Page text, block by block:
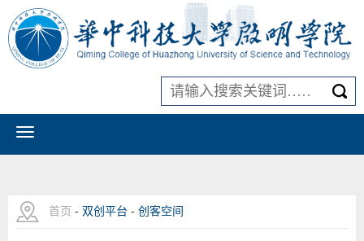
首页 - 双创平台 - 创客空间